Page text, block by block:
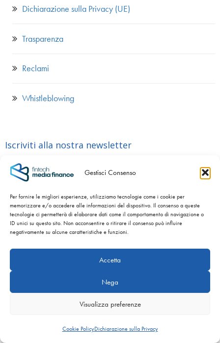
Gestisci Consenso
Per fornire le migliori esperienze, utilizziamo tecnologie come i cookie per
memorizzare e/o accedere alle informazioni del dispositivo. Il consenso a queste
tecnologie ci permetterà di elaborare dati come il comportamento di navigazione o
ID unici su questo sito. Non acconsentire o ritirare il consenso può influire
negativamente su alcune caratteristiche e funzioni.
Accetta
Nega
Visualizza preferenze
Cookie PolicyDichiarazione sulla Privacy
Dichiarazione sulla Privacy (UE)
Trasparenza
Reclami
Whistleblowing
Iscriviti alla nostra newsletter
Nome*
Azienda*
Consenti a Fintech Media Finance di inviare
*
Email informative del settore
Ho letto e accetto i termini e le condizioni dell'